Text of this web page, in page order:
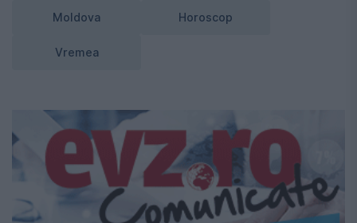
Moldova Horoscop
Vremea